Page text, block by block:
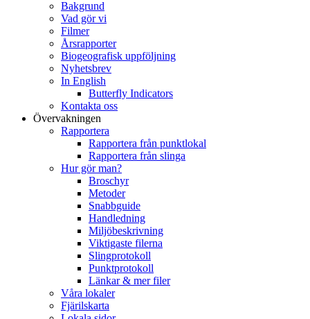
Bakgrund
Vad gör vi
Filmer
Årsrapporter
Biogeografisk uppföljning
Nyhetsbrev
In English
Butterfly Indicators
Kontakta oss
Övervakningen
Rapportera
Rapportera från punktlokal
Rapportera från slinga
Hur gör man?
Broschyr
Metoder
Snabbguide
Handledning
Miljöbeskrivning
Viktigaste filerna
Slingprotokoll
Punktprotokoll
Länkar & mer filer
Våra lokaler
Fjärilskarta